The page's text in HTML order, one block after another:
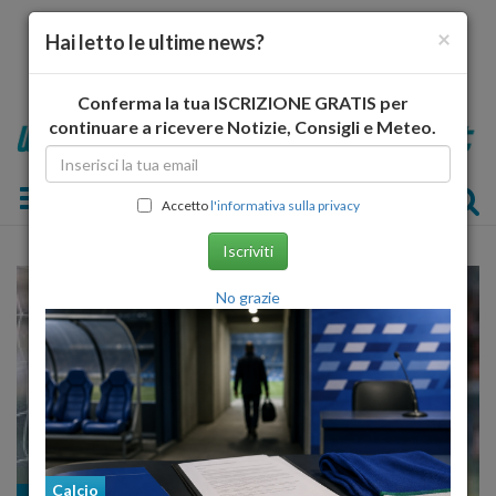
Toggle navigation
×
Hai letto le ultime news?
Conferma la tua ISCRIZIONE GRATIS per
continuare a ricevere Notizie, Consigli e Meteo.
Accettol'informativa sulla privacy
Iscriviti
No grazie
Calcio